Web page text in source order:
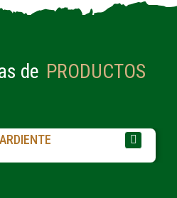
de PRODUCTOS